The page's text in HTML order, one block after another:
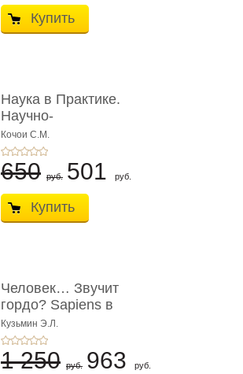
Купить
Наука в Практике.
Научно-
консультационные (пра
...
Кочои С.М.
650 руб. 501 руб.
Купить
Человек… Звучит
гордо? Sapiens в
тенётах социума � ...
Кузьмин Э.Л.
1 250 руб. 963 руб.